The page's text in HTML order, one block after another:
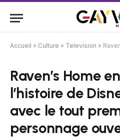
Accueil » Culture » Television » Raven’s Home
Raven’s Home
l’histoire de
avec le tout
personnage